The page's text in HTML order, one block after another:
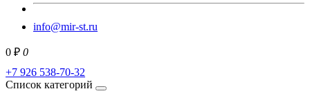
info@mir-st.ru
0 ₽ 0
+7 926 538-70-32
Список категорий